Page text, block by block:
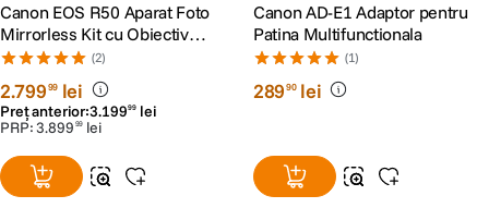
compatibile
CONECTIVITATE & PORTURI:
WiFi
ALTE CARACTERISTICI:
Canon EOS R50 Aparat Foto
Mirrorless Kit cu Obiectiv
RF-S 18-45mm F4.5-6.3 IS
STM Negru
(2)
2.79999 lei
Preț anterior:3.19999 lei
PRP:3.899 99 lei
Canon AD-E1 Adaptor pentru
Patina Multifunctionala
(1)
28990 lei